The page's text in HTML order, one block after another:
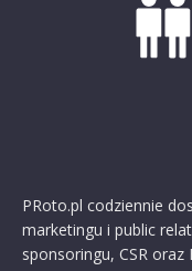
PRoto.pl codziennie
marketingu i public
sponsoringu, CSR oraz